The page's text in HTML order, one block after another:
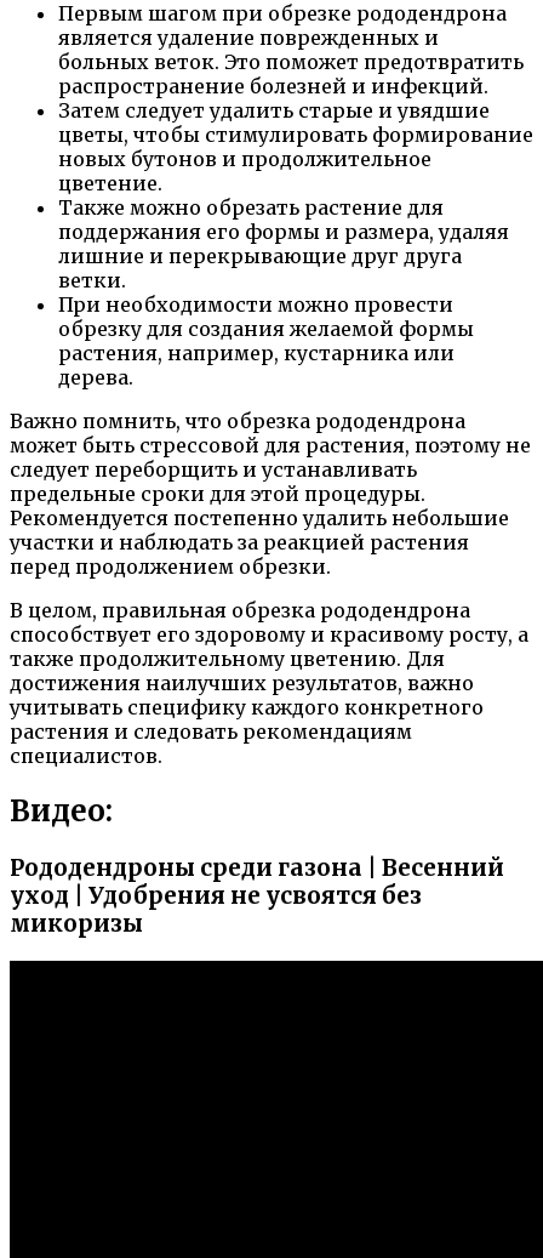
Первым шагом при обрезке рододендрона
является удаление поврежденных и
больных веток. Это поможет предотвратить
распространение болезней и инфекций.
Затем следует удалить старые и увядшие
цветы, чтобы стимулировать формирование
новых бутонов и продолжительное
цветение.
Также можно обрезать растение для
поддержания его формы и размера, удаляя
лишние и перекрывающие друг друга
ветки.
При необходимости можно провести
обрезку для создания желаемой формы
растения, например, кустарника или
дерева.
Важно помнить, что обрезка рододендрона
может быть стрессовой для растения, поэтому не
следует переборщить и устанавливать
предельные сроки для этой процедуры.
Рекомендуется постепенно удалить небольшие
участки и наблюдать за реакцией растения
перед продолжением обрезки.
В целом, правильная обрезка рододендрона
способствует его здоровому и красивому росту, а
также продолжительному цветению. Для
достижения наилучших результатов, важно
учитывать специфику каждого конкретного
растения и следовать рекомендациям
специалистов.
Видео:
Рододендроны среди газона | Весенний
уход | Удобрения не усвоятся без
микоризы